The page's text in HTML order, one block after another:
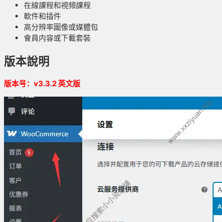
在線課程和視頻課程
軟件和插件
高分辨率圖像或媒體包
會員内容或下載套裝
版本說明
版本号：v3.3.2 英文版